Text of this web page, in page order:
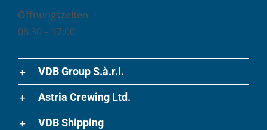
Öffnungszeiten
08:30 – 17:00
VDB Group S.à.r.l.
Astria Crewing Ltd.
VDB Shipping